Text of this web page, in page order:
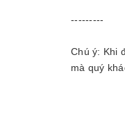
---------
Chú ý: Khi
mà quý